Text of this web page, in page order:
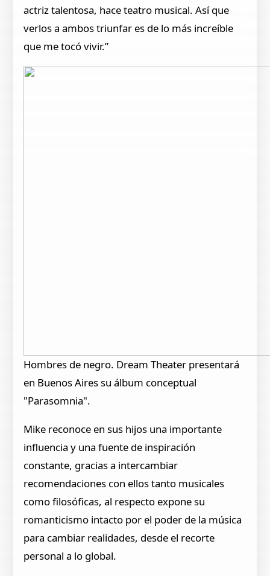
actriz talentosa, hace teatro musical. Así que
verlos a ambos triunfar es de lo más increíble
que me tocó vivir.”
Hombres de negro. Dream Theater presentará
en Buenos Aires su álbum conceptual
"Parasomnia".
Mike reconoce en sus hijos una importante
influencia y una fuente de inspiración
constante, gracias a intercambiar
recomendaciones con ellos tanto musicales
como filosóficas, al respecto expone su
romanticismo intacto por el poder de la música
para cambiar realidades, desde el recorte
personal a lo global.